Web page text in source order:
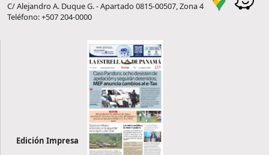
C/ Alejandro A. Duque G. - Apartado 0815-00507, Zona 4
Teléfono: +507 204-0000
Edición Impresa